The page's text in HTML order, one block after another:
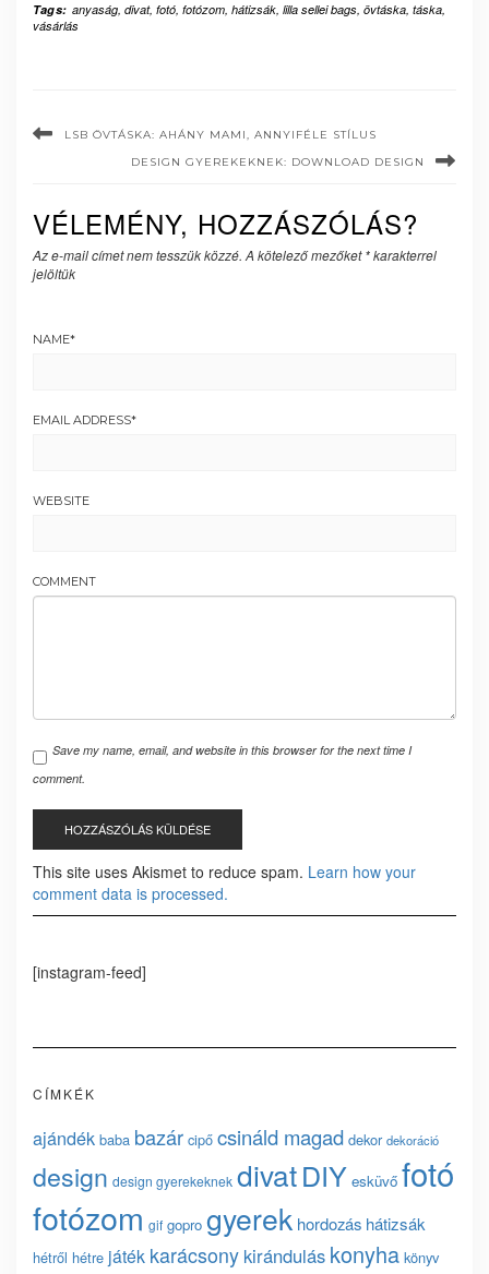
Tags: anyaság, divat, fotó, fotózom, hátizsák, lilla sellei bags, övtáska, táska,
vásárlás
LSB ÖVTÁSKA: AHÁNY MAMI, ANNYIFÉLE STÍLUS
DESIGN GYEREKEKNEK: DOWNLOAD DESIGN
VÉLEMÉNY, HOZZÁSZÓLÁS?
Az e-mail címet nem tesszük közzé. A kötelező mezőket*karakterrel
jelöltük
NAME*
EMAIL ADDRESS*
WEBSITE
COMMENT
Save my name, email, and website in this browser for the next time I
comment.
This site uses Akismet to reduce spam. Learn how your
comment data is processed.
[instagram-feed]
CÍMKÉK
ajándék baba bazár cipő csináld magad dekor dekoráció
design design gyerekeknek divatDIY esküvő fotó
fotózom gif gopro gyerek hordozás hátizsák
hétről hétre játék karácsony kirándulás konyha könyv